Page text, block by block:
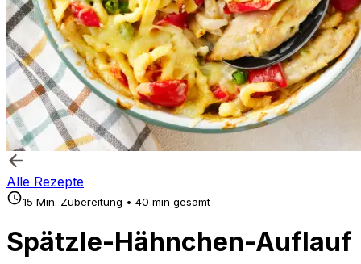
Alle Rezepte
15 Min. Zubereitung • 40 min gesamt
Spätzle-Hähnchen-Auflauf